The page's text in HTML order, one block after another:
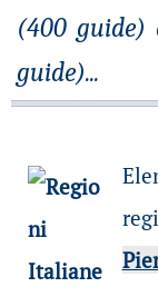
(400 guide)
guide)...